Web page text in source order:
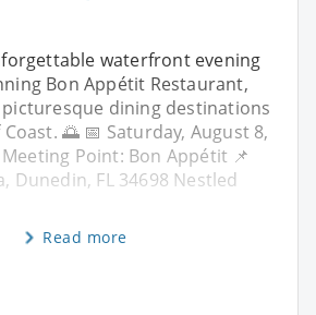
waterfront evening
Bon Appétit Restaurant,
dining destinations
🌅 📅 Saturday, August 8,
Meeting Point: Bon Appétit 📌
Dunedin, FL 34698 Nestled
Read more